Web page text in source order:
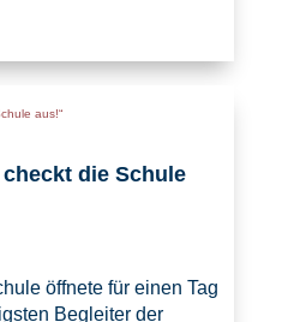
die Schule
öffnete für einen Tag
Begleiter der